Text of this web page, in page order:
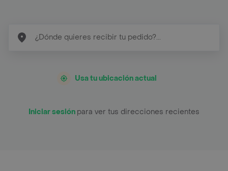
Usa tu ubicación actual
Iniciar sesión para ver tus direcciones recientes